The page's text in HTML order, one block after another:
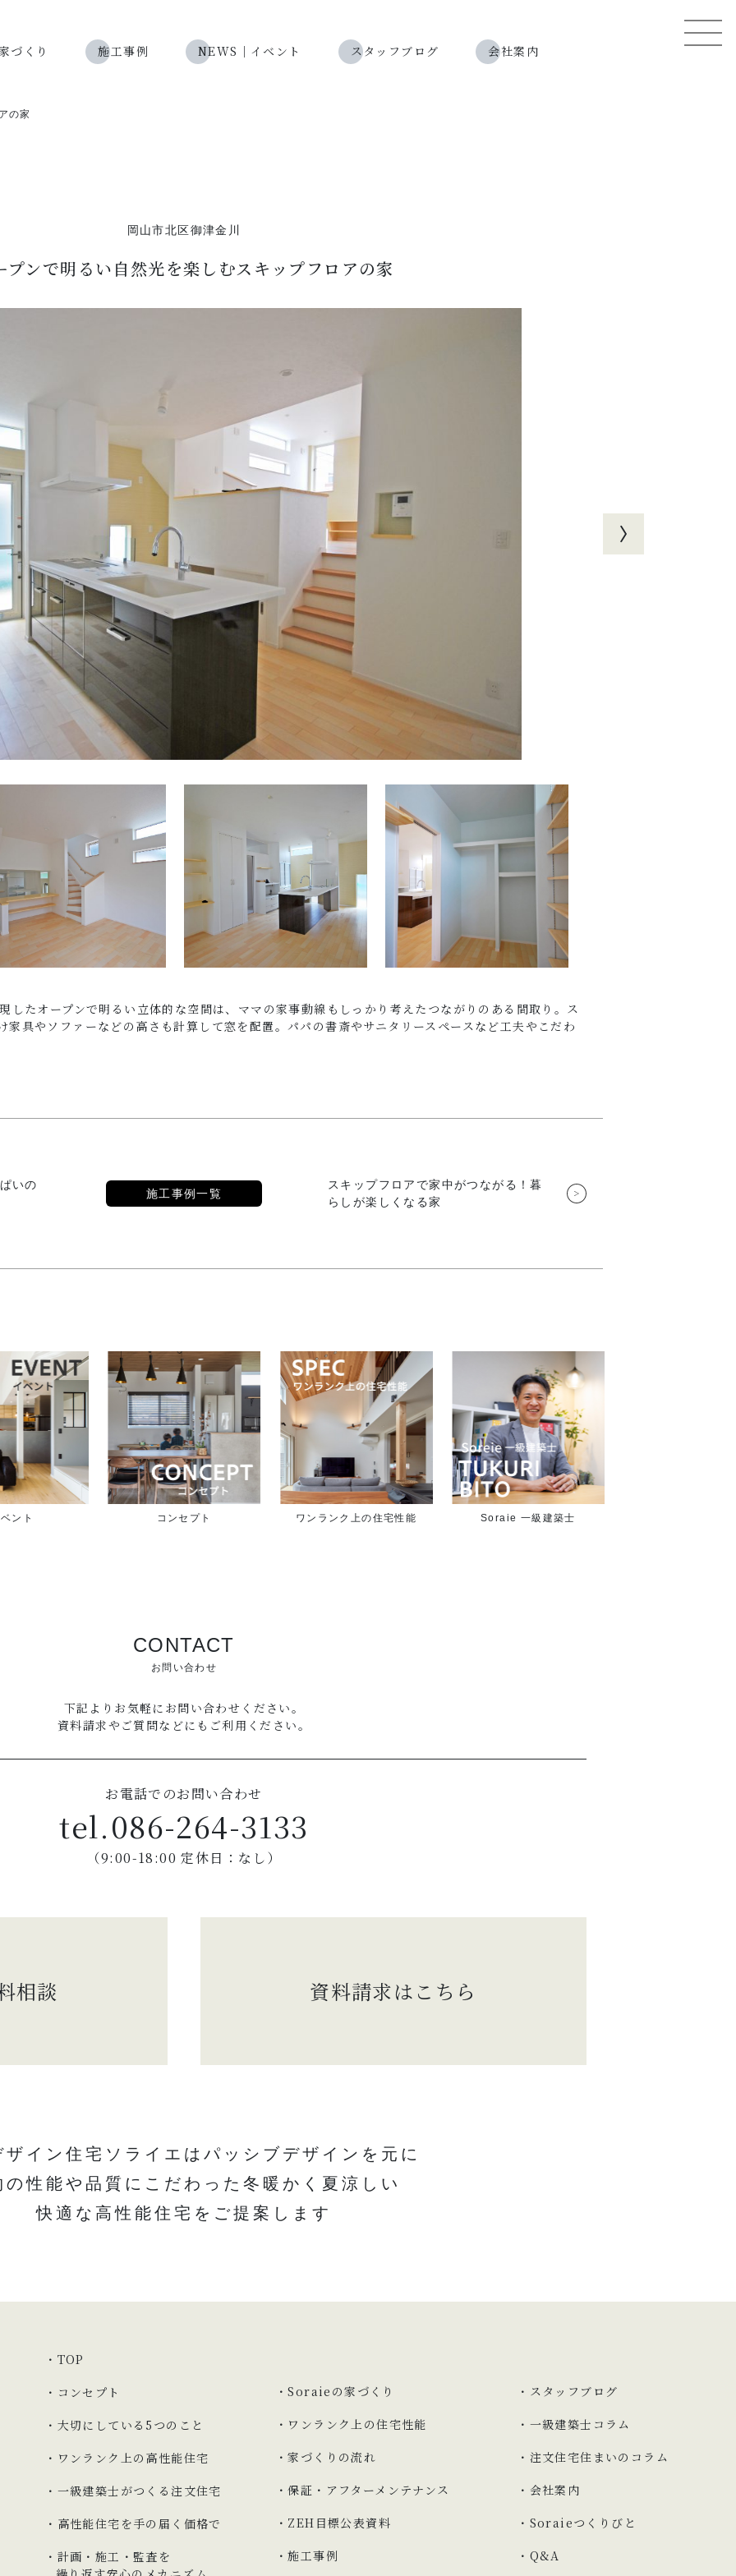
づくり 施工事例 NEWS｜イベント スタッフブログ 会社案内
の家
岡山市北区御津金川
プンで明るい自然光を楽しむスキップフロアの家
したオープンで明るい立体的な空間は、ママの家事動線もしっかり考えたつながりのある間取り。ス
具やソファーなどの高さも計算して窓を配置。パパの書斎やサニタリースペースなど工夫やこだわ
いの
施工事例一覧
スキップフロアで家中がつながる！暮
らしが楽しくなる家
ント コンセプト ワンランク上の住宅性能 Soraie 一級建築士
CONTACT
お問い合わせ
下記よりお気軽にお問い合わせください。
資料請求やご質問などにもご利用ください。
お電話でのお問い合わせ
tel.086-264-3133
（9:00-18:00 定休日：なし）
相談 資料請求はこちら
ザイン住宅ソライエはパッシブデザインを元に
の性能や品質にこだわった冬暖かく夏涼しい
快適な高性能住宅をご提案します
TOP
コンセプト
大切にしている 5つのこと
ワンランク上の 高性能住宅
一級建築士がつくる注文住宅
高性能住宅を手の届く価格で
計画・施工・監査を
Soraieの家づくり
ワンランク上の住宅性能
家づくりの流れ
保証・ アフターメンテナンス
ZEH目標公表資料
施工事例
スタッフブログ
一級建築士コラム
注文住宅住まいのコラム
会社案内
Soraieつくりびと
Q&A